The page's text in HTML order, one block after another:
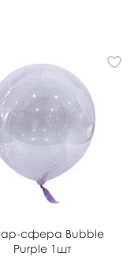
сфера Bubble
Purple 1шт